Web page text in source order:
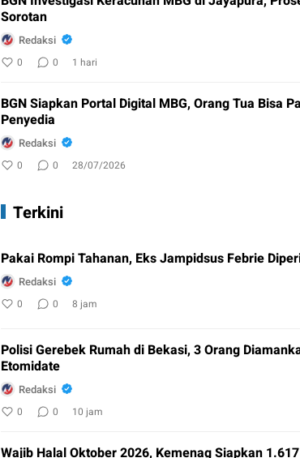
Sorotan
Redaksi
0 0 1 hari
BGN Siapkan Portal Digital MBG, Orang Tua Bisa
Penyedia
Redaksi
0 0 28/07/2026
Terkini
Pakai Rompi Tahanan, Eks Jampidsus Febrie
Redaksi
0 0 8 jam
Polisi Gerebek Rumah di Bekasi, 3 Orang
Etomidate
Redaksi
0 0 10 jam
Wajib Halal Oktober 2026, Kemenag Siapkan